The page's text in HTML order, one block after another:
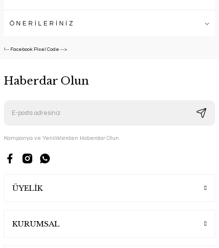
ÖNERİLERİNİZ
!-- Facebook Pixel Code -->
Haberdar Olun
Kampanya ve Yeniliklerden Haberdar Olun
ÜYELİK
KURUMSAL